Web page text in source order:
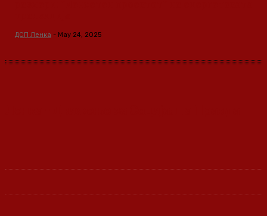
ДСП Ленка - May 24, 2025